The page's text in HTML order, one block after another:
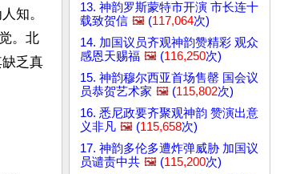
知。
。北
乏真
13. 神韵罗斯蒙特市开演 市长连十
载致贺信 🖼️ (117,064次)
14. 加国议员齐观神韵赞精彩 观众
感恩天赐福 🖼️ (116,250次)
15. 神韵穆尔西亚首场售罄 国会议
员恭贺艺术家 🖼️ (115,802次)
16. 悉尼政要齐聚观神韵 赞演出意
义非凡 🖼️ (115,658次)
17. 神韵多伦多遭炸弹威胁 加国议
员谴责中共 🖼️ (115,200次)